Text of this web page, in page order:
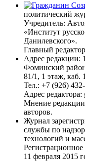
политический
Учредитель:
«Институт
Данилевского».
Главный
Адрес редакции:
Фоминский
81/1, 1 этаж, каб.
Тел.: +7 (926)
Адрес редактора:
Мнение
авторов.
Журнал
службы по
технологий и
11 февраля 2015